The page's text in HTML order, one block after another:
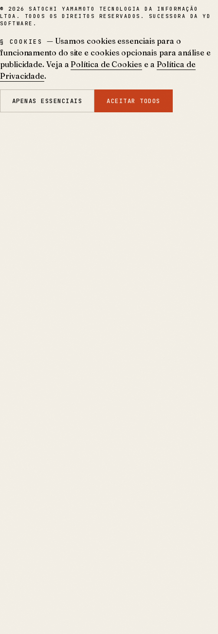
© 2026
SATOCHI YAMAMOTO TECNOLOGIA DA INFORMAÇÃO
LTDA. TODOS OS DIREITOS RESERVADOS. SUCESSORA DA YD
SOFTWARE.
§ COOKIES
— Usamos cookies essenciais para o
funcionamento do site e cookies opcionais para análise e
publicidade. Veja a Política de Cookies e a Política de
Privacidade.
APENAS ESSENCIAIS ACEITAR TODOS